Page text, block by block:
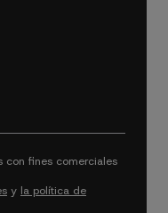
con fines comerciales
y la política de